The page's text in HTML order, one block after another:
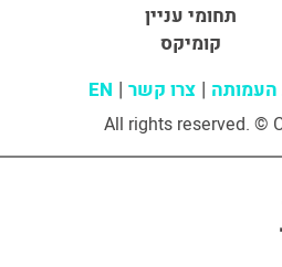
תחומי עניין
קומיקס
העמותה צרו קשר EN
All rights reserved. ©